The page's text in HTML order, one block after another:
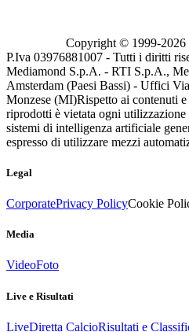
Copyright © 1999-2026
P.Iva 03976881007 - Tutti i diritti
Mediamond S.p.A. - RTI S.p.A.,
Amsterdam (Paesi Bassi) - Uffici
Monzese (MI)Rispetto ai contenuti
riprodotti è vietata ogni utilizzazione
sistemi di intelligenza artificiale
espresso di utilizzare mezzi
Legal
CorporatePrivacy PolicyCookie
Media
VideoFoto
Live e Risultati
LiveDiretta CalcioRisultati e